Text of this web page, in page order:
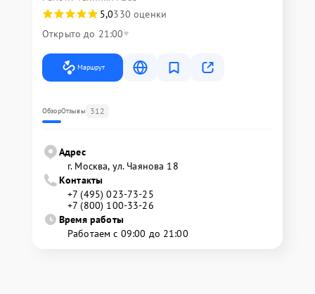
5,0330 оценки
Открыто до 21:00
Маршрут
ОбзорОтзывы 312
Адрес
г. Москва, ул. Чаянова 18
Контакты
+7 (495) 023-73-25
+7 (800) 100-33-26
Время работы
Работаем с 09:00 до 21:00